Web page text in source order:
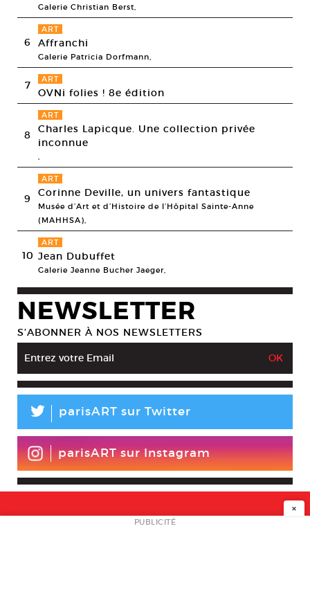
Galerie Christian Berst,
6
ART
Affranchi
Galerie Patricia Dorfmann,
7 ART
OVNi folies ! 8e édition
8
ART
Charles Lapicque. Une collection privée
inconnue
,
9
ART
Corinne Deville, un univers fantastique
Musée d’Art et d’Histoire de l’Hôpital Sainte-Anne
(MAHHSA),
10
ART
Jean Dubuffet
Galerie Jeanne Bucher Jaeger,
NEWSLETTER
S’ABONNER À NOS NEWSLETTERS
L parisART sur Twitter
parisART sur Instagram
NEWSLETTER
×
PUBLICITÉ